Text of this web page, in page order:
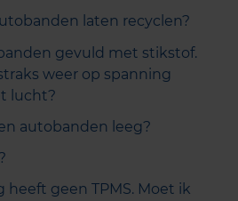
laten recyclen?
gevuld met stikstof.
weer op spanning
lucht?
autobanden leeg?
heeft geen TPMS. Moet ik